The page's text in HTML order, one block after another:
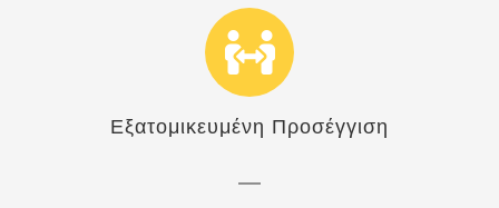
Εξατομικευμένη Προσέγγιση